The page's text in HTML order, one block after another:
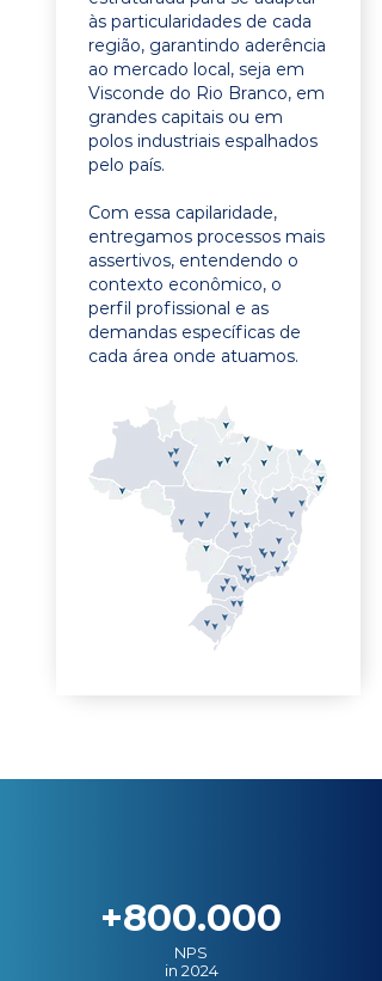
às particularidades de cada
região, garantindo aderência
ao mercado local, seja em
Visconde do Rio Branco, em
grandes capitais ou em
polos industriais espalhados
pelo país.
Com essa capilaridade,
entregamos processos mais
assertivos, entendendo o
contexto econômico, o
perfil profissional e as
demandas específicas de
cada área onde atuamos.
+800.000
NPS
in 2024